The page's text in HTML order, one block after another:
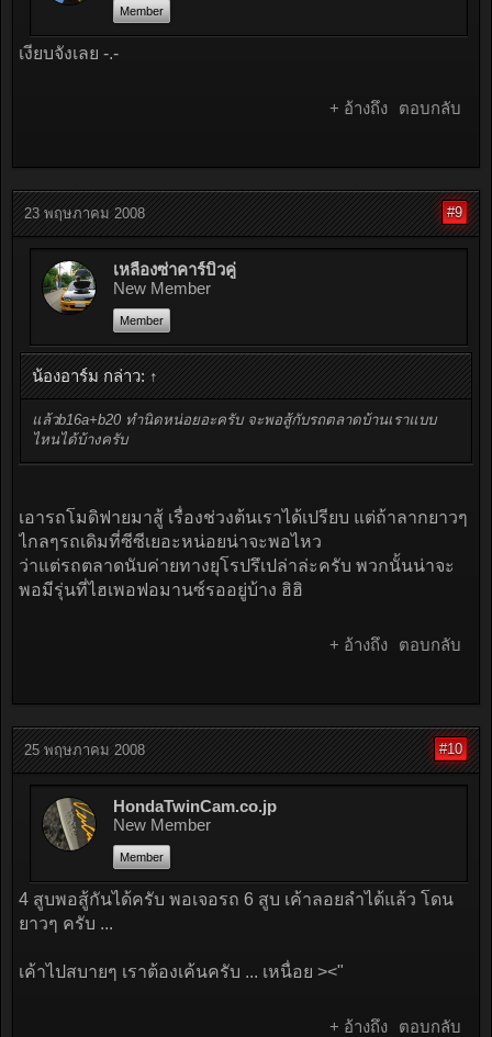
Member
เงียบจังเลย -.-
+ อ้างถึง ตอบกลับ
23 พฤษภาคม 2008 #9
เหลืองซ่าคาร์บิวคู่
New Member
Member
น้องอาร์ม กล่าว: ↑
แล้วb16a+b20 ทำนิดหน่อยอะครับ จะพอสู้กับรถตลาดบ้านเราแบบ
ไหนได้บ้างครับ
เอารถโมดิฟายมาสู้ เรื่องช่วงต้นเราได้เปรียบ แต่ถ้าลากยาวๆ
ไกลๆรถเดิมที่ซีซีเยอะหน่อยน่าจะพอไหว
ว่าแต่รถตลาดนับค่ายทางยุโรปรึเปล่าล่ะครับ พวกนั้นน่าจะ
พอมีรุ่นที่ไฮเพอฟอมานซ์รออยู่บ้าง ฮิฮิ
+ อ้างถึง ตอบกลับ
25 พฤษภาคม 2008 #10
HondaTwinCam.co.jp
New Member
Member
4 สูบพอสู้กันได้ครับ พอเจอรถ 6 สูบ เค้าลอยลำได้แล้ว โดน
ยาวๆ ครับ ...
เค้าไปสบายๆ เราต้องเค้นครับ ... เหนื่อย ><"
+ อ้างถึง ตอบกลับ